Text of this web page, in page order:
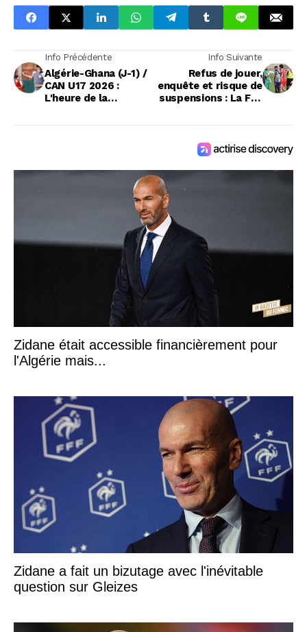
Info Précédente
Algérie-Ghana (J-1) /
CAN U17 2026 :
L'heure de la
Info Suivante
Refus de jouer,
enquête et risque de
suspensions : La FAF
Zidane était accessible financièrement pour
l'Algérie mais...
Zidane a fait un bizutage avec l'inévitable
question sur Gleizes